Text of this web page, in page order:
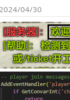
2024/04/30